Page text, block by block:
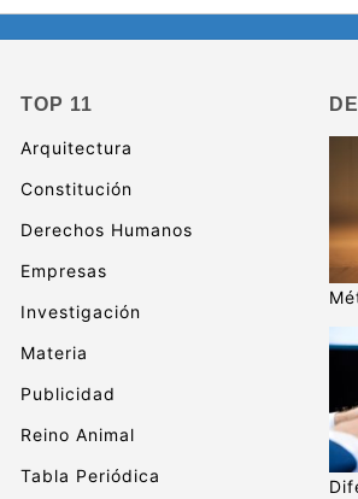
TOP 11
Arquitectura
Constitución
Derechos Humanos
Empresas
Investigación
Materia
Publicidad
Reino Animal
Tabla Periódica